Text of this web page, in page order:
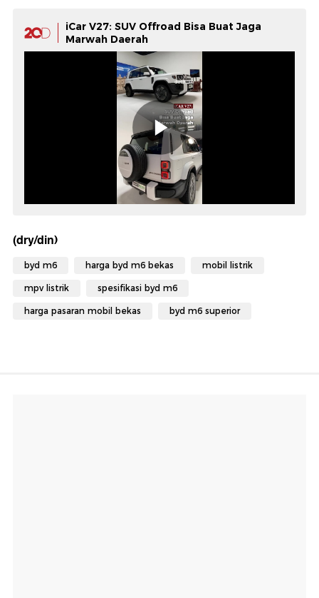
iCar V27: SUV Offroad Bisa Buat Jaga
Marwah Daerah
(dry/din)
byd m6 harga byd m6 bekas mobil listrik
mpv listrik spesifikasi byd m6
harga pasaran mobil bekas byd m6 superior